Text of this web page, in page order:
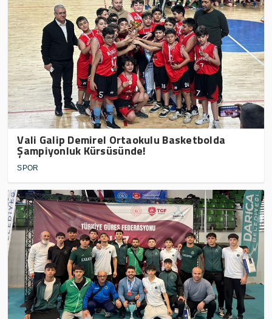
Vali Galip Demirel Ortaokulu Basketbolda
Şampiyonluk Kürsüsünde!
SPOR